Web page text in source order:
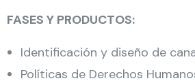
FASES Y PRODUCTOS:
Identificación y diseño de
Políticas de Derechos